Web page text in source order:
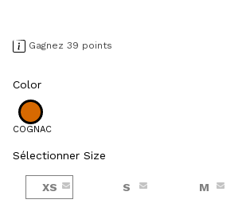
Gagnez 39 points
Color
COGNAC
Sélectionner Size
XS S M